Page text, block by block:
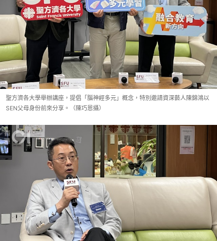
聖方濟各大學舉辦講座，提倡「腦神經多元」概念，特別邀請資深藝人陳錦鴻以
SEN父母身份前來分享。（陳巧恩攝）